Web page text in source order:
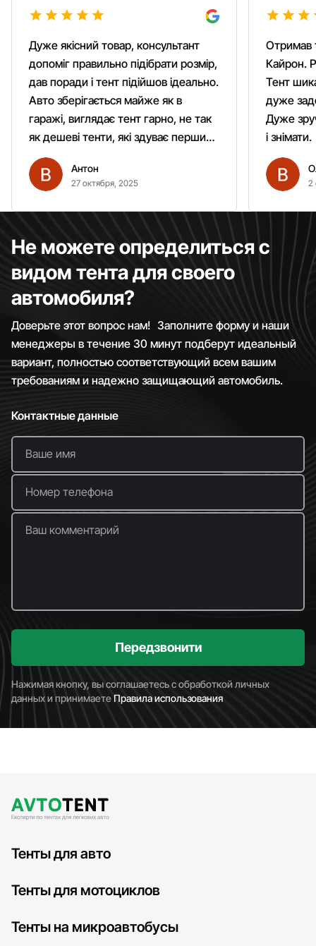
Дуже якісний товар, консультант
допоміг правильно підібрати розмір,
дав поради і тент підійшов ідеально.
Авто зберігається майже як в
гаражі, виглядає тент гарно, не так
як дешеві тенти, які здуває першим
вітром. Гарно кріпиться.
Рекомендую однозначно!
Антон
27 октября, 2025
Отримав
Кайрон.
Тент
дуже
Дуже
і знімати.
2
Не можете определиться с
видом тента для своего
автомобиля?
Доверьте этот вопрос нам! Заполните форму и наши
менеджеры в течение 30 минут подберут идеальный
вариант, полностью соответствующий всем вашим
требованиям и надежно защищающий автомобиль.
Контактные данные
Ваше имя
Номер телефона
Ваш комментарий
Передзвонити
Нажимая кнопку, вы соглашаетесь с обработкой личных
данных и принимаетеПравила использования
Тенты для авто
Тенты для мотоциклов
Тенты на микроавтобусы